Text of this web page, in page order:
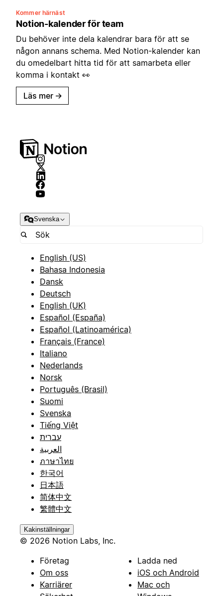
Kommer härnäst
Notion-kalender för team
Du behöver inte dela kalendrar bara för att se
någon annans schema. Med Notion-kalender kan
du omedelbart hitta tid för att samarbeta eller
komma i kontakt 👀
Läs mer →
Svenska
English (US)
Bahasa Indonesia
Dansk
Deutsch
English (UK)
Español (España)
Español (Latinoamérica)
Français (France)
Italiano
Nederlands
Norsk
Português (Brasil)
Suomi
Svenska
Tiếng Việt
עברית
العربية
ภาษาไทย
한국어
日本語
简体中文
繁體中文
Kakinställningar
© 2026 Notion Labs, Inc.
Företag
Om oss
Karriärer
Ladda ned
iOS och Android
Mac och